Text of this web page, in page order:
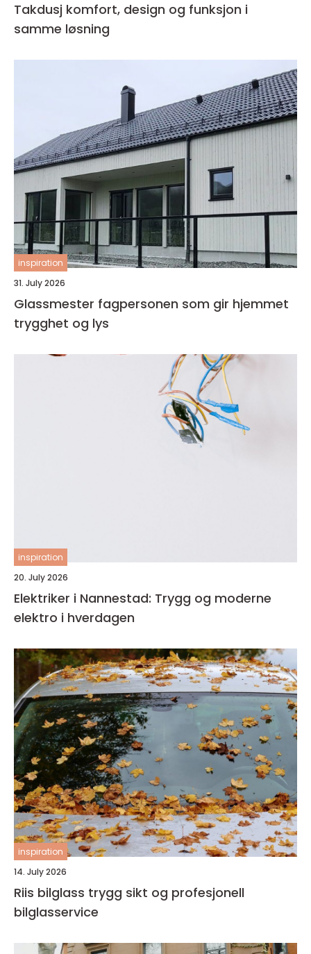
Takdusj komfort, design og funksjon i
samme løsning
inspiration
31. July 2026
Glassmester fagpersonen som gir hjemmet
trygghet og lys
inspiration
20. July 2026
Elektriker i Nannestad: Trygg og moderne
elektro i hverdagen
inspiration
14. July 2026
Riis bilglass trygg sikt og profesjonell
bilglasservice